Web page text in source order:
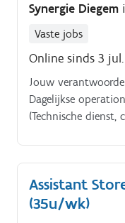
Synergie Diegem
Vaste jobs
Online sinds 3
Jouw
Dagelijkse
(Technische
Assistant
(35u/wk)